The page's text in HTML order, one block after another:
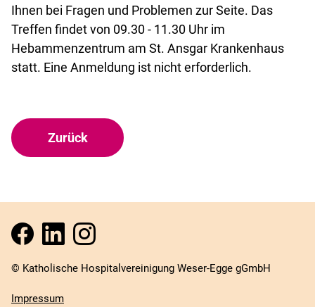
Ihnen bei Fragen und Problemen zur Seite. Das
Treffen findet von 09.30 - 11.30 Uhr im
Hebammenzentrum am St. Ansgar Krankenhaus
statt. Eine Anmeldung ist nicht erforderlich.
Zurück
© Katholische Hospitalvereinigung Weser-Egge gGmbH
Impressum